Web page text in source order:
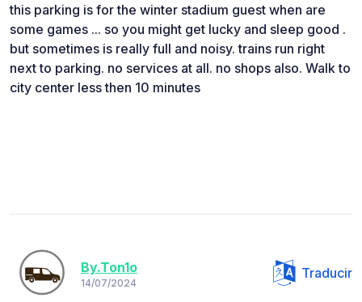
this parking is for the winter stadium guest when are
some games ... so you might get lucky and sleep good .
but sometimes is really full and noisy. trains run right
next to parking. no services at all. no shops also. Walk to
city center less then 10 minutes
By.Ton1o
14/07/2024
Traducir